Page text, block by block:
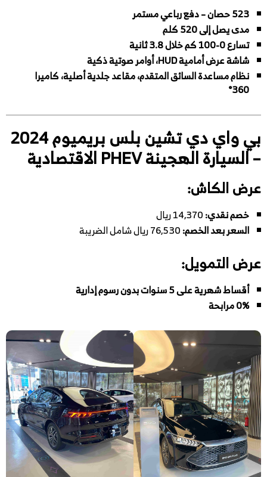
523 حصان – دفع رباعي مستمر
مدى يصل إلى 520 كلم
تسارع 0-100 كم خلال 3.8 ثانية
شاشة عرض أمامية HUD، أوامر صوتية ذكية
نظام مساعدة السائق المتقدم، مقاعد جلدية أصلية، كاميرا
360°
بي واي دي تشين بلس بريميوم 2024
– السيارة الهجينة PHEV الاقتصادية
عرض الكاش:
خصم نقدي:
السعر بعد الخصم:
عرض التمويل:
أقساط شهرية على 5 سنوات بدون رسوم إدارية
0% مرابحة